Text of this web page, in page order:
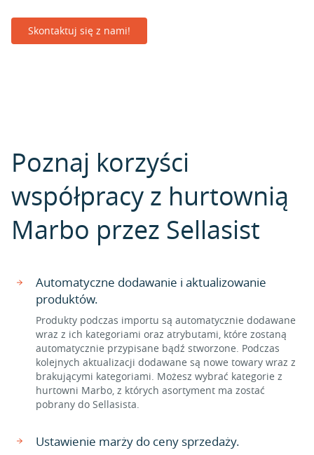
Skontaktuj się z nami!
Poznaj korzyści
współpracy z hurtownią
Marbo przez Sellasist
Automatyczne dodawanie i aktualizowanie
produktów.
Produkty podczas importu są automatycznie dodawane
wraz z ich kategoriami oraz atrybutami, które zostaną
automatycznie przypisane bądź stworzone. Podczas
kolejnych aktualizacji dodawane są nowe towary wraz z
brakującymi kategoriami. Możesz wybrać kategorie z
hurtowni Marbo, z których asortyment ma zostać
pobrany do Sellasista.
Ustawienie marży do ceny sprzedaży.